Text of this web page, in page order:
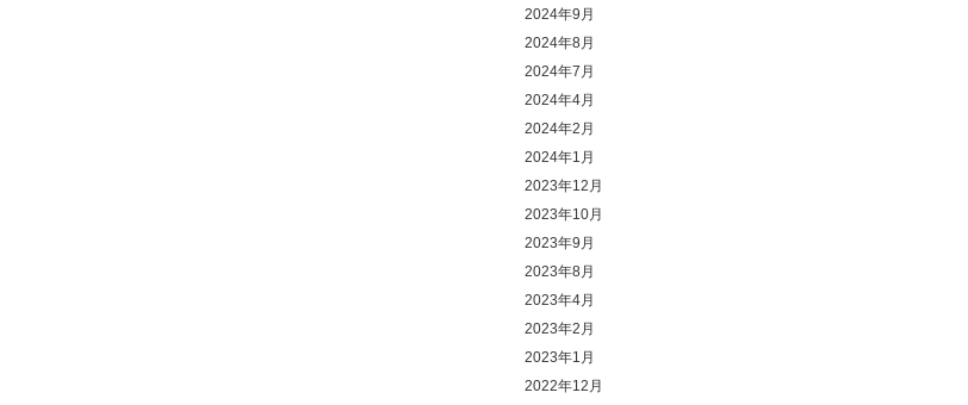
2024年9月
2024年8月
2024年7月
2024年4月
2024年2月
2024年1月
2023年12月
2023年10月
2023年9月
2023年8月
2023年4月
2023年2月
2023年1月
2022年12月